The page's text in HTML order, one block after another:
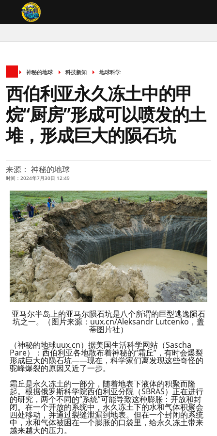
神秘的地球 科技新知 地球科学
西伯利亚永久冻土中的甲
烷“厨房”形成可以喷发的土
堆，形成巨大的陨石坑
来源： 神秘的地球
时间：2024年7月30日 12:49
亚马尔半岛上的亚马尔陨石坑是八个所谓的巨型逃逸陨石
坑之一。（图片来源：uux.cn/Aleksandr Lutcenko，盖
蒂图片社）
（神秘的地球uux.cn）据美国生活科学网站（Sascha
Pare）：西伯利亚各地散布着神秘的“霜丘”，有时会爆裂
形成巨大的陨石坑——现在，科学家们离发现这些奇怪的
驼峰爆裂的原因又近了一步。
霜丘是永久冻土的一部分，随着地表下液体的积聚而隆
起。根据俄罗斯科学院西伯利亚分院（SBRAS）正在进行
的研究，两个不同的“系统”可能导致这种膨胀：开放和封
闭。在一个开放的系统中，永久冻土下的水和气体积聚会
四处移动，并通过裂缝泄漏到地表。但在一个封闭的系统
中，水和气体被困在一个膨胀的口袋里，给永久冻土带来
越来越大的压力。